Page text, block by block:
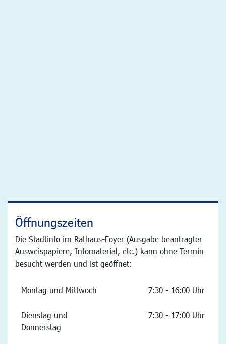
Öffnungszeiten
Die Stadtinfo im Rathaus-Foyer (Ausgabe beantragter
Ausweispapiere, Infomaterial, etc.) kann ohne Termin
besucht werden und ist geöffnet:
Montag und Mittwoch 7:30 - 16:00 Uhr
Dienstag und
Donnerstag
7:30 - 17:00 Uhr